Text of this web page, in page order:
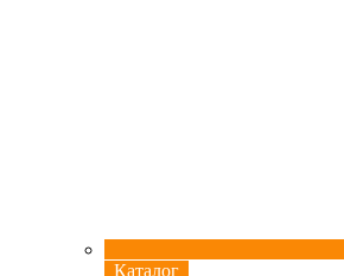
Каталог